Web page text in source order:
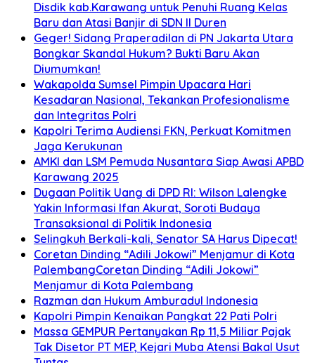
Disdik kab.Karawang untuk Penuhi Ruang Kelas
Baru dan Atasi Banjir di SDN II Duren
Geger! Sidang Praperadilan di PN Jakarta Utara
Bongkar Skandal Hukum? Bukti Baru Akan
Diumumkan!
Wakapolda Sumsel Pimpin Upacara Hari
Kesadaran Nasional, Tekankan Profesionalisme
dan Integritas Polri
Kapolri Terima Audiensi FKN, Perkuat Komitmen
Jaga Kerukunan
AMKI dan LSM Pemuda Nusantara Siap Awasi APBD
Karawang 2025
Dugaan Politik Uang di DPD RI: Wilson Lalengke
Yakin Informasi Ifan Akurat, Soroti Budaya
Transaksional di Politik Indonesia
Selingkuh Berkali-kali, Senator SA Harus Dipecat!
Coretan Dinding “Adili Jokowi” Menjamur di Kota
PalembangCoretan Dinding “Adili Jokowi”
Menjamur di Kota Palembang
Razman dan Hukum Amburadul Indonesia
Kapolri Pimpin Kenaikan Pangkat 22 Pati Polri
Massa GEMPUR Pertanyakan Rp 11,5 Miliar Pajak
Tak Disetor PT MEP, Kejari Muba Atensi Bakal Usut